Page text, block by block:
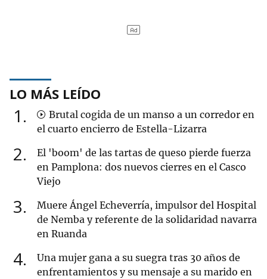
LO MÁS LEÍDO
1
Brutal cogida de un manso a un corredor en
el cuarto encierro de Estella-Lizarra
2
El 'boom' de las tartas de queso pierde fuerza
en Pamplona: dos nuevos cierres en el Casco
Viejo
3
Muere Ángel Echeverría, impulsor del Hospital
de Nemba y referente de la solidaridad navarra
en Ruanda
4
Una mujer gana a su suegra tras 30 años de
enfrentamientos y su mensaje a su marido en